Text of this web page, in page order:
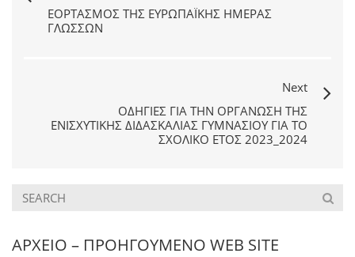
ΕΟΡΤΑΣΜΌΣ ΤΗΣ ΕΥΡΩΠΑΪΚΉΣ ΗΜΈΡΑΣ
ΓΛΩΣΣΏΝ
Next
ΟΔΗΓΊΕΣ ΓΙΑ ΤΗΝ ΟΡΓΆΝΩΣΗ ΤΗΣ
ΕΝΙΣΧΥΤΙΚΉΣ ΔΙΔΑΣΚΑΛΊΑΣ ΓΥΜΝΑΣΊΟΥ ΓΙΑ ΤΟ
ΣΧΟΛΙΚΌ ΈΤΟΣ 2023_2024
ΑΡΧΕΙΟ – ΠΡΟΗΓΟΥΜΕΝΟ WEB SITE